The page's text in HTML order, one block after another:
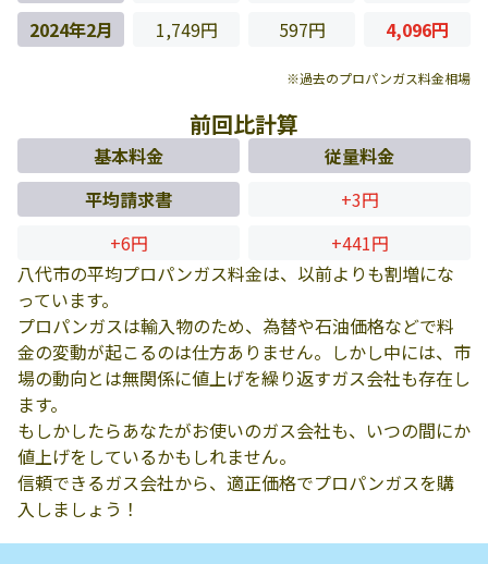
2024年2月
1,749円 597円 4,096円
※過去のプロパンガス料金相場
前回比計算
基本料金
従量料金
平均請求書
+3円
+6円
+441円
八代市の平均プロパンガス料金は、以前よりも割増にな
っています。
プロパンガスは輸入物のため、為替や石油価格などで料
金の変動が起こるのは仕方ありません。しかし中には、市
場の動向とは無関係に値上げを繰り返すガス会社も存在し
ます。
もしかしたらあなたがお使いのガス会社も、いつの間にか
値上げをしているかもしれません。
信頼できるガス会社から、適正価格でプロパンガスを購
入しましょう！